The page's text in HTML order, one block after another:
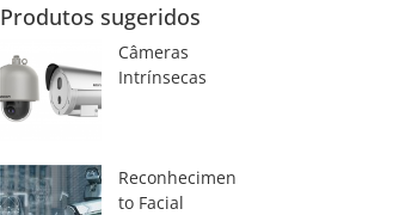
Produtos sugeridos
Câmeras
Intrínsecas
Reconhecimen
to Facial